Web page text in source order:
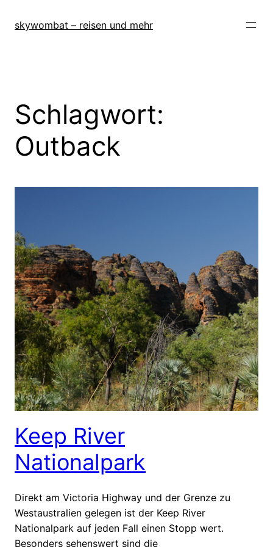
Inhaltskywombat – reisen und mehr
Schlagwort:
Outback
Keep River
Nationalpark
Direkt am Victoria Highway und der Grenze zu
Westaustralien gelegen ist der Keep River
Nationalpark auf jeden Fall einen Stopp wert.
Besonders sehenswert sind die